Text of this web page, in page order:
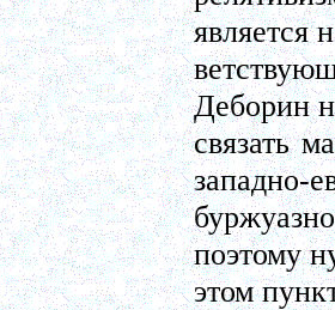
является
Деборин
связать
западно-
поэтому
этом